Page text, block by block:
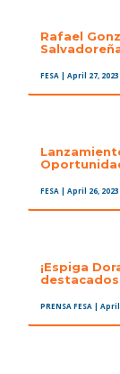
Rafael
FESA | April 27, 2023
FESA | April 26, 2023
¡Espiga
PRENSA FESA | April